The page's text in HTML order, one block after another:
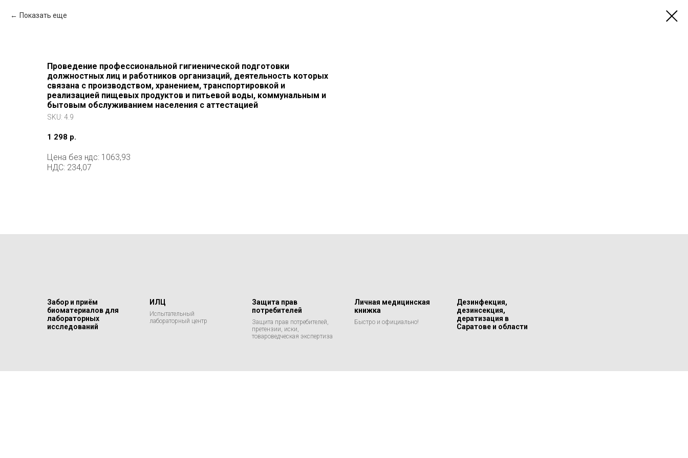
Показать еще
Проведение профессиональной гигиенической подготовки
должностных лиц и работников организаций, деятельность которых
связана с производством, хранением, транспортировкой и
реализацией пищевых продуктов и питьевой воды, коммунальным и
бытовым обслуживанием населения с аттестацией
SKU: 4.9
1 298 р.
Цена без ндс: 1063,93
НДС: 234,07
Забор и приём
биоматериалов для
лабораторных
исследований
ИЛЦ
Испытательный
лабораторный центр
Защита прав
потребителей
Защита прав потребителей,
претензии, иски,
товароведческая экспертиза
Личная медицинская
книжка
Быстро и официально!
Дезинфекция,
дезинсекция,
дератизация в
Саратове и области